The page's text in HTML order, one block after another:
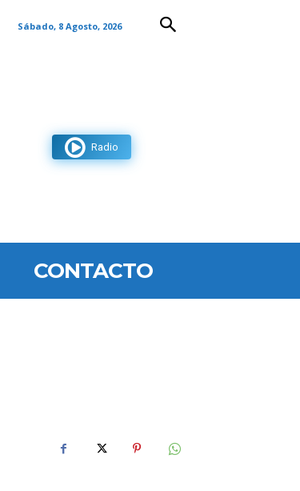
Sábado, 8 Agosto, 2026
Radio
CONTACTO